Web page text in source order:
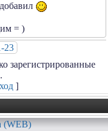
= )
23
зарегистрированные
]
(WEB)